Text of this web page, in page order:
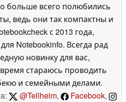
больше всего полюбились
ведь они так компактны и
с 2013 года,
Notebookinfo. Всегда рад
новинку для вас,
стараюсь проводить
и семейными делами.
@Tellheim, Facebook,